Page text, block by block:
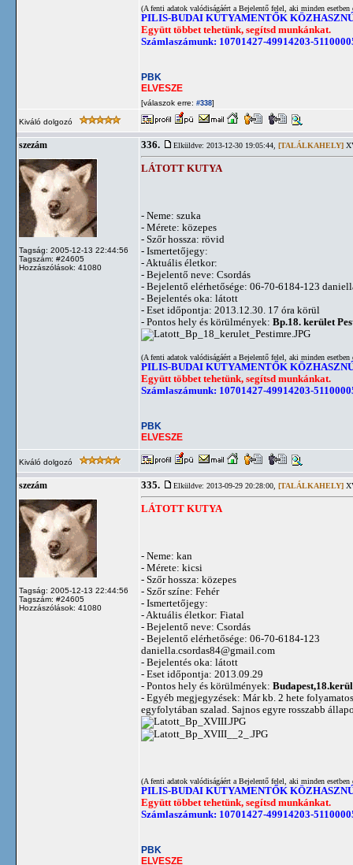
(A fenti adatok valódiságáért a Bejelentő felel, aki minden
PILIS-BUDAI KUTYAMENTŐK
Együtt többet tehetünk, segítsd munkánkat.
Számlaszámunk: 10701427-49914203-
PBK
ELVESZE
[válaszok erre: #338]
Kiváló dolgozó
szezám
Tagság: 2005-12-13 22:44:56
Tagszám: #24605
Hozzászólások: 41080
336. Elküldve: 2013-12-30 19:05:44, [TALÁLKAHELY]
LÁTOTT KUTYA
- Neme: szuka
- Mérete: közepes
- Szőr hossza: rövid
- Ismertetőjegy:
- Aktuális életkor:
- Bejelentő neve: Csordás
- Bejelentő elérhetősége: 06-70-6184-123
- Bejelentés oka: látott
- Eset időpontja: 2013.12.30. 17 óra körül
- Pontos hely és körülmények: Bp.18. kerület
(A fenti adatok valódiságáért a Bejelentő felel, aki minden
PILIS-BUDAI KUTYAMENTŐK
Együtt többet tehetünk, segítsd munkánkat.
Számlaszámunk: 10701427-49914203-
PBK
ELVESZE
Kiváló dolgozó
szezám
Tagság: 2005-12-13 22:44:56
Tagszám: #24605
Hozzászólások: 41080
335. Elküldve: 2013-09-29 20:28:00, [TALÁLKAHELY]
LÁTOTT KUTYA
- Neme: kan
- Mérete: kicsi
- Szőr hossza: közepes
- Szőr színe: Fehér
- Ismertetőjegy:
- Aktuális életkor: Fiatal
- Bejelentő neve: Csordás
- Bejelentő elérhetősége: 06-70-6184-123
daniella.csordas84@gmail.com
- Bejelentés oka: látott
- Eset időpontja: 2013.09.29
- Pontos hely és körülmények:
- Egyéb megjegyzések: Már kb. 2 hete
egyfolytában szalad. Sajnos egyre rosszabb
(A fenti adatok valódiságáért a Bejelentő felel, aki minden
PILIS-BUDAI KUTYAMENTŐK
Együtt többet tehetünk, segítsd munkánkat.
Számlaszámunk: 10701427-49914203-
PBK
ELVESZE